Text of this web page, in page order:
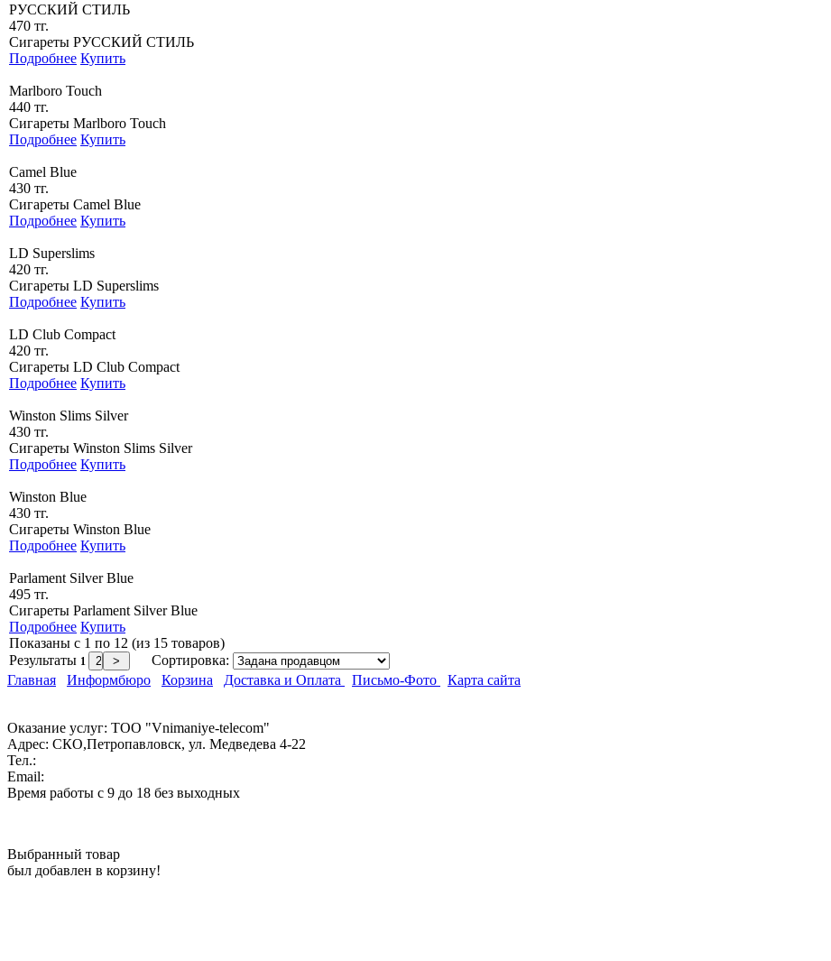
РУССКИЙ СТИЛЬ
470 тг.
Сигареты РУССКИЙ СТИЛЬ
Подробнее Купить
Marlboro Touch
440 тг.
Сигареты Marlboro Touch
Подробнее Купить
Camel Blue
430 тг.
Сигареты Camel Blue
Подробнее Купить
LD Superslims
420 тг.
Сигареты LD Superslims
Подробнее Купить
LD Club Compact
420 тг.
Сигареты LD Club Compact
Подробнее Купить
Winston Slims Silver
430 тг.
Сигареты Winston Slims Silver
Подробнее Купить
Winston Blue
430 тг.
Сигареты Winston Blue
Подробнее Купить
Parlament Silver Blue
495 тг.
Сигареты Parlament Silver Blue
Подробнее Купить
Показаны с 1 по 12 (из 15 товаров)
Результаты 1
Сортировка:
Главная
Информбюро Корзина Доставка и Оплата Письмо-Фото Карта сайта
Оказание услуг: ТОО "Vnimaniye-telecom"
Адрес: СКО,Петропавловск, ул. Медведева 4-22
Тел.:
Email:
Время работы с 9 до 18 без выходных
Выбранный товар
был добавлен в корзину!